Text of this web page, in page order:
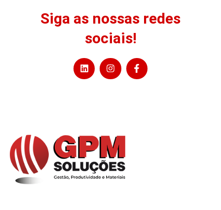
Siga as nossas redes
sociais!